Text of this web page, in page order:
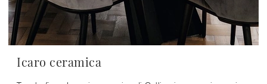
Icaro ceramica